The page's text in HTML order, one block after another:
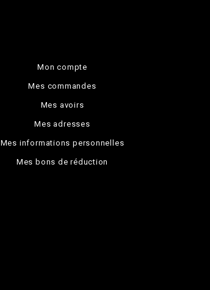
Mon compte
Mes commandes
Mes avoirs
Mes adresses
Mes informations personnelles
Mes bons de réduction